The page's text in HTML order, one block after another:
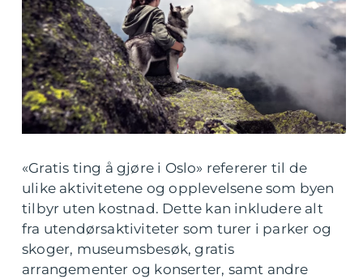
«Gratis ting å gjøre i Oslo» refererer til de
ulike aktivitetene og opplevelsene som byen
tilbyr uten kostnad. Dette kan inkludere alt
fra utendørsaktiviteter som turer i parker og
skoger, museumsbesøk, gratis
arrangementer og konserter, samt andre